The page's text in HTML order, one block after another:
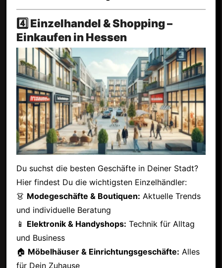
4️⃣ Einzelhandel & Shopping –
Einkaufen in Hessen
Du suchst die besten Geschäfte in Deiner Stadt?
Hier findest Du die wichtigsten Einzelhändler:
👗 Modegeschäfte & Boutiquen: Aktuelle Trends
und individuelle Beratung
📱 Elektronik & Handyshops: Technik für Alltag
und Business
🏠 Möbelhäuser & Einrichtungsgeschäfte: Alles
für Dein Zuhause